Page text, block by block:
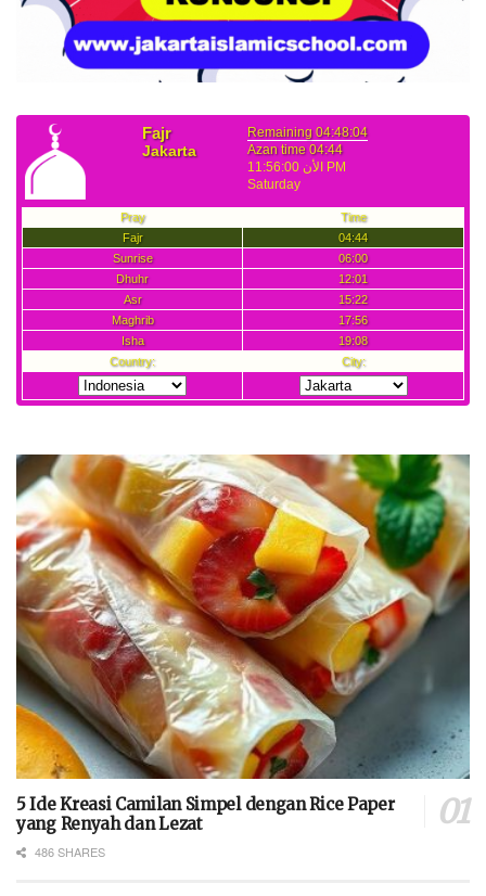
5 Ide Kreasi Camilan Simpel dengan Rice Paper
yang Renyah dan Lezat
486 SHARES